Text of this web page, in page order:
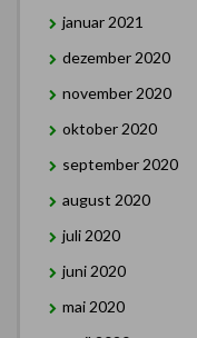
januar 2021
dezember 2020
november 2020
oktober 2020
september 2020
august 2020
juli 2020
juni 2020
mai 2020